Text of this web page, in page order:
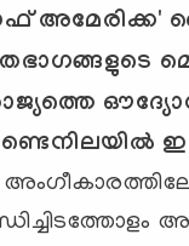
അമേരിക്ക'